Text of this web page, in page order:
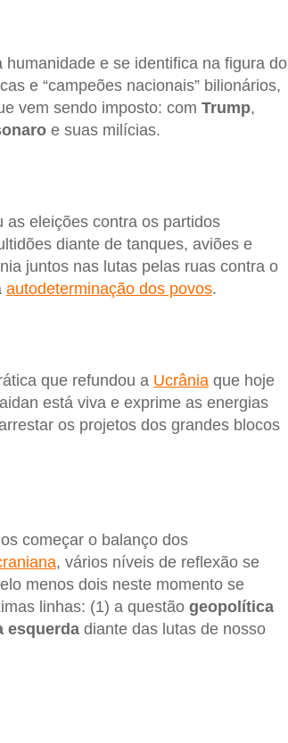
e se identifica na figura do
e “campeões nacionais” bilionários,
vem sendo imposto: com Trump,
e suas milícias.
as eleições contra os partidos
diante de tanques, aviões e
juntos nas lutas pelas ruas contra o
autodeterminação dos povos.
que refundou a Ucrâniaque hoje
está viva e exprime as energias
os projetos dos grandes blocos
começar o balanço dos
, vários níveis de reflexão se
menos dois neste momento se
linhas: (1) a questão geopolítica
esquerdadiante das lutas de nosso